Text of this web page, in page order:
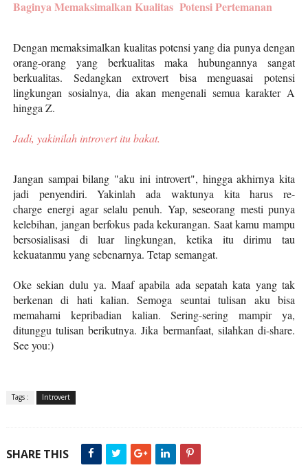
Baginya Memaksimalkan Kualitas Potensi Pertemanan
Dengan memaksimalkan kualitas potensi yang dia punya dengan
orang-orang yang berkualitas maka hubungannya sangat
berkualitas. Sedangkan extrovert bisa menguasai potensi
lingkungan sosialnya, dia akan mengenali semua karakter A
hingga Z.
Jadi, yakinilah introvert itu bakat.
Jangan sampai bilang "aku ini introvert", hingga akhirnya kita
jadi penyendiri. Yakinlah ada waktunya kita harus re-
charge energi agar selalu penuh. Yap, seseorang mesti punya
kelebihan, jangan berfokus pada kekurangan. Saat kamu mampu
bersosialisasi di luar lingkungan, ketika itu dirimu tau
kekuatanmu yang sebenarnya. Tetap semangat.
Oke sekian dulu ya. Maaf apabila ada sepatah kata yang tak
berkenan di hati kalian. Semoga seuntai tulisan aku bisa
memahami kepribadian kalian. Sering-sering mampir ya,
ditunggu tulisan berikutnya. Jika bermanfaat, silahkan di-share.
See you:)
Tags : Introvert
SHARE THIS